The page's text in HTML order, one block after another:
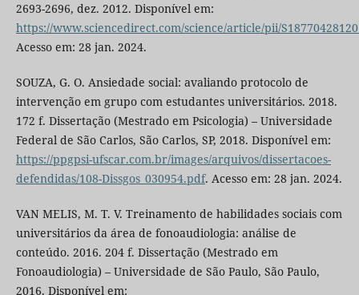
2693-2696, dez. 2012. Disponível em:
https://www.sciencedirect.com/science/article/pii/
Acesso em: 28 jan. 2024.
SOUZA, G. O. Ansiedade social: avaliando protocolo de
intervenção em grupo com estudantes universitários. 2018.
172 f. Dissertação (Mestrado em Psicologia) – Universidade
Federal de São Carlos, São Carlos, SP, 2018. Disponível em:
https://ppgpsi-ufscar.com.br/images/arquivos/dissertacoes-
defendidas/108-Dissgos_030954.pdf. Acesso em: 28 jan. 2024.
VAN MELIS, M. T. V. Treinamento de habilidades sociais com
universitários da área de fonoaudiologia: análise de
conteúdo. 2016. 204 f. Dissertação (Mestrado em
Fonoaudiologia) – Universidade de São Paulo, São Paulo,
2016. Disponível em: